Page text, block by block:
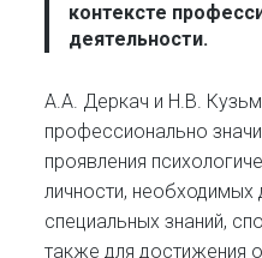
контексте
деятельности.
А.А. Деркач и Н.В.
профессионально
проявления
личности, необходимых
специальных знаний,
также для достижения